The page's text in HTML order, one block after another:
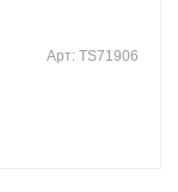
Арт: TS71906